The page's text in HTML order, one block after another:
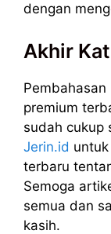
dengan
Akhir
premium
sudah cukup
Jerin.id
terbaru
Semoga
semua dan
kasih.